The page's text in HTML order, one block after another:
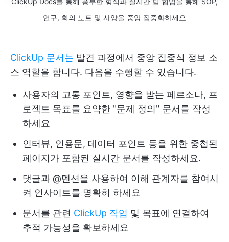
연구, 회의 노트 및 사양을 중앙 집중화하세요
ClickUp 문서는 발견 과정에서 중앙 집중식 정보 소
스 역할을 합니다. 다음을 수행할 수 있습니다.
사용자의 고통 포인트, 영향을 받는 페르소나, 프
로젝트 목표를 요약한 "문제 정의" 문서를 작성
하세요
인터뷰, 인용문, 데이터 포인트 등을 위한 중첩된
페이지가 포함된 실시간 문서를 작성하세요.
댓글과 @멘션을 사용하여 이해 관계자를 참여시
켜 인사이트를 명확히 하세요
문서를 관련 ClickUp 작업 및 목표에 연결하여
추적 가능성을 확보하세요